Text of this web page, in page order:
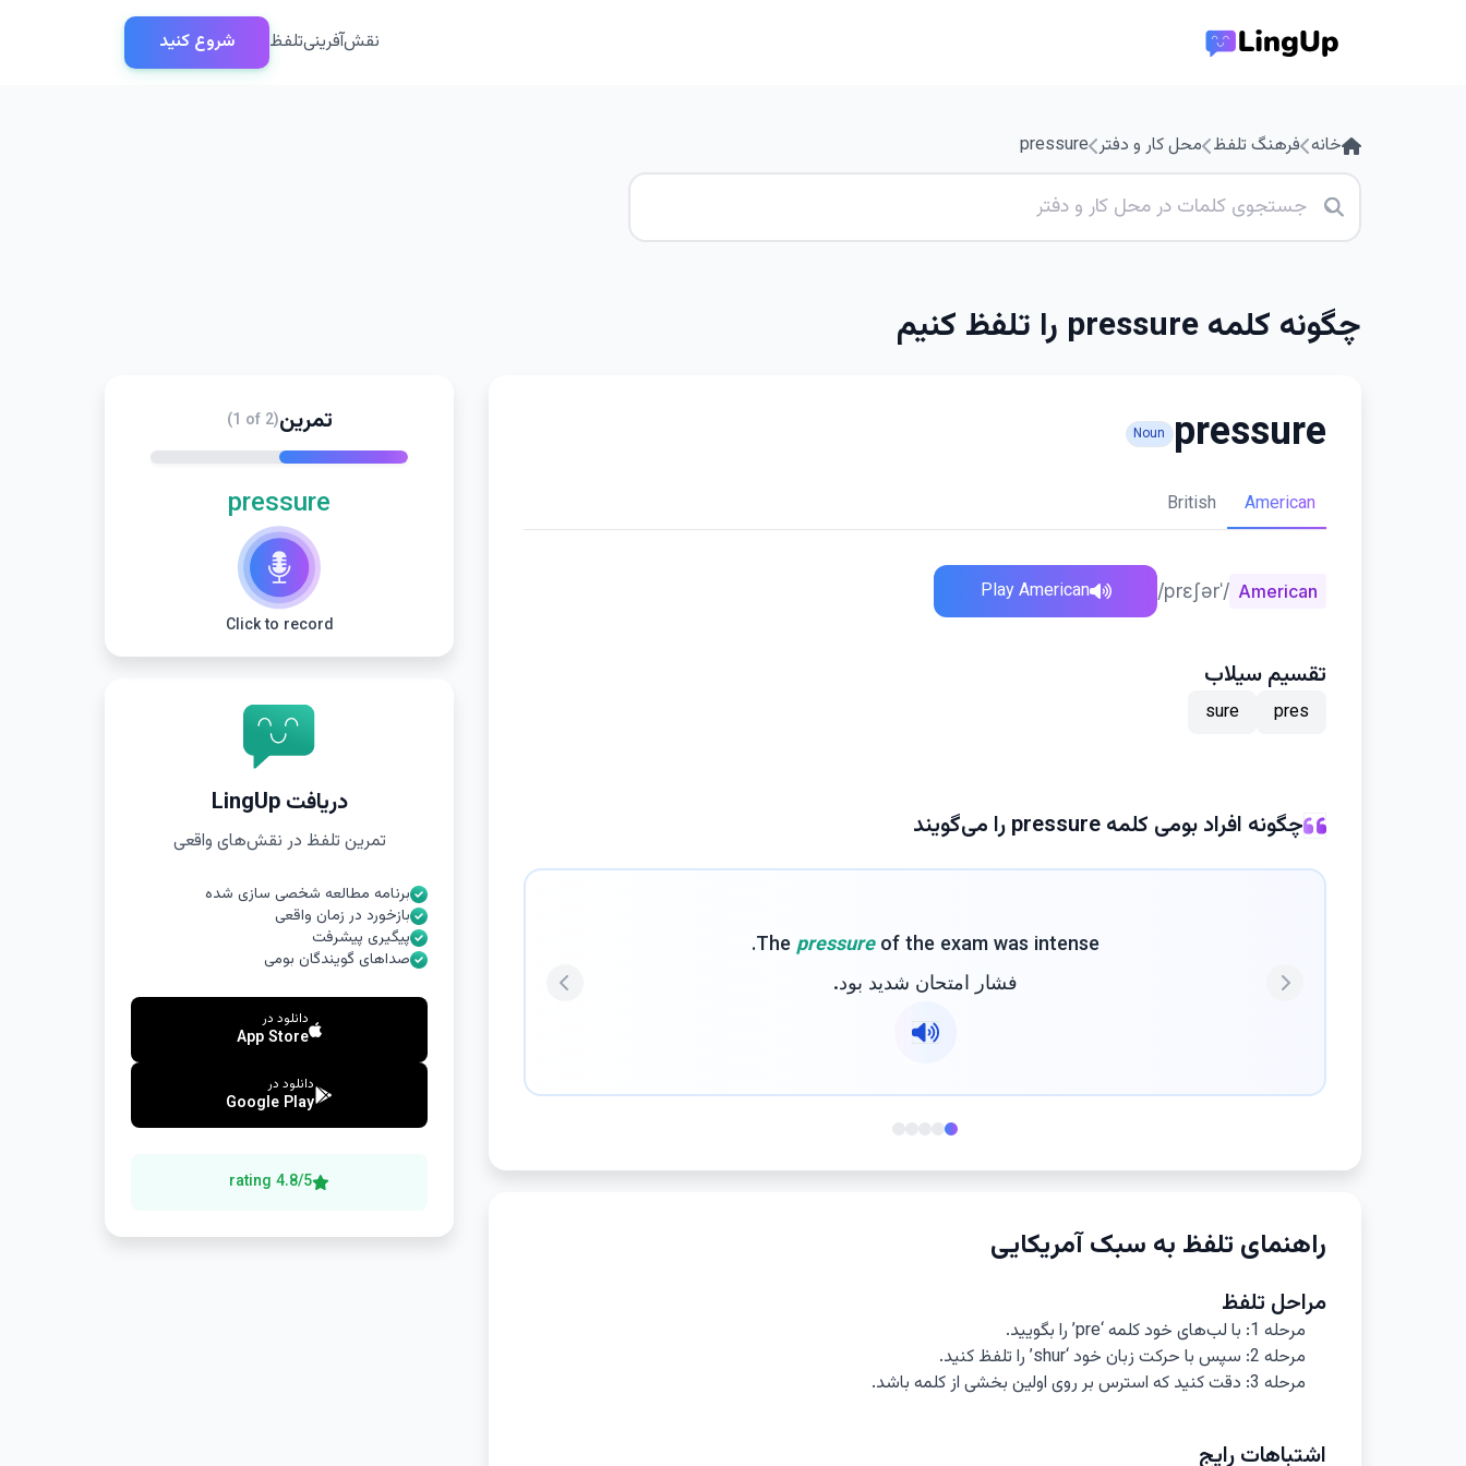
نقش‌آفرینیتلفظ شروع کنید
خانه فرهنگ تلفظ محل کار و دفتر pressure
چگونه کلمه pressure را تلفظ کنیم
pressure
Noun
American
British
American
/ˈprɛʃər/
Play American
تقسیم سیلاب
pres
sure
چگونه افراد بومی کلمه pressure را می‌گویند
The pressureof the exam was intense.
فشار امتحان شدید بود. Previous Next
راهنمای تلفظ به سبک آمریکایی
مراحل تلفظ
مرحله 1: با لب‌های خود کلمه ‘pre’ را بگویید.
مرحله 2: سپس با حرکت زبان خود ‘shur’ را تلفظ کنید.
مرحله 3: دقت کنید که استرس بر روی اولین بخشی از کلمه باشد.
اشتباهات رایج
تمرین(1 of 2)
pressure
Click to record
دریافت LingUp
تمرین تلفظ در نقش‌های واقعی
برنامه مطالعه شخصی سازی شده
بازخورد در زمان واقعی
پیگیری پیشرفت
صداهای گویندگان بومی
دانلود در
App Store
دانلود در
Google Play
4.8/5 rating